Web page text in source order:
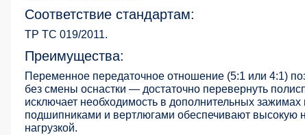
Соответствие стандартам:
ТР ТС 019/2011.
Преимущества:
Переменное передаточное отношение (5:1 или 4:1)
без смены оснастки — достаточно перевернуть
исключает необходимость в дополнительных
подшипниками и вертлюгами обеспечивают высокую
нагрузкой.